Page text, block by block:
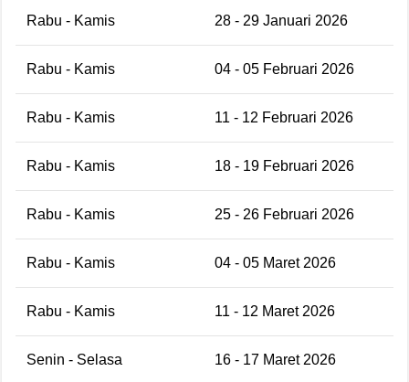
Rabu - Kamis 28 - 29 Januari 2026
Rabu - Kamis 04 - 05 Februari 2026
Rabu - Kamis 11 - 12 Februari 2026
Rabu - Kamis 18 - 19 Februari 2026
Rabu - Kamis 25 - 26 Februari 2026
Rabu - Kamis 04 - 05 Maret 2026
Rabu - Kamis 11 - 12 Maret 2026
Senin - Selasa 16 - 17 Maret 2026